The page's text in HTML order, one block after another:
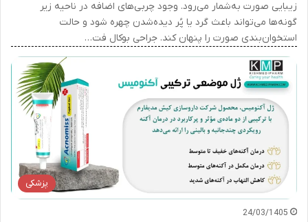
زیبایی صورت به‌شمار می‌رود. وجود چربی‌های اضافه در ناحیه زیر
گونه‌ها می‌تواند باعث گرد یا پُر دیده‌شدن چهره شود و حالت
استخوان‌بندی صورت را پنهان کند. جراحی بوکال فت…
پزشکی
24/03/1405